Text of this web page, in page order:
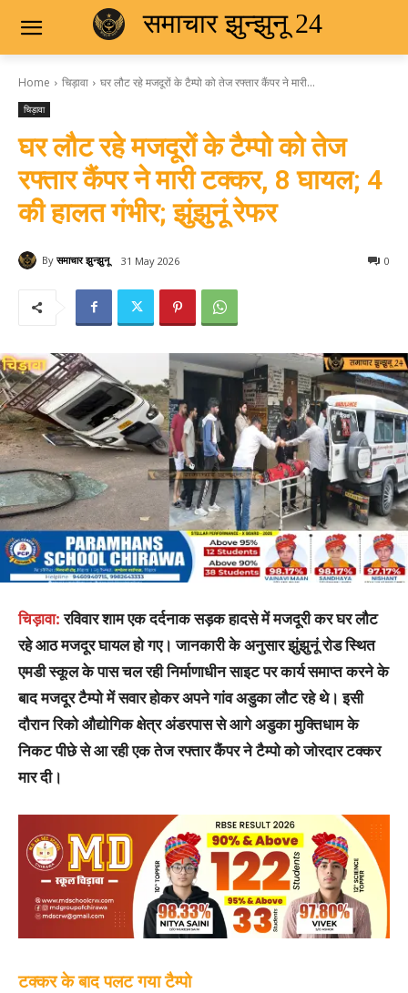
समाचार झुन्झुनू 24
Home चिड़ावा घर लौट रहे मजदूरों के टैम्पो को तेज रफ्तार कैंपर ने मारी...
चिड़ावा
घर लौट रहे मजदूरों के टैम्पो को तेज
रफ्तार कैंपर ने मारी टक्कर, 8 घायल; 4
की हालत गंभीर; झुंझुनूं रेफर
By समाचार झुन्झुनू 31 May 2026 0
चिड़ावा: रविवार शाम एक दर्दनाक सड़क हादसे में मजदूरी कर घर लौट
रहे आठ मजदूर घायल हो गए। जानकारी के अनुसार झुंझुनूं रोड स्थित
एमडी स्कूल के पास चल रही निर्माणाधीन साइट पर कार्य समाप्त करने के
बाद मजदूर टैम्पो में सवार होकर अपने गांव अडुका लौट रहे थे। इसी
दौरान रिको औद्योगिक क्षेत्र अंडरपास से आगे अडुका मुक्तिधाम के
निकट पीछे से आ रही एक तेज रफ्तार कैंपर ने टैम्पो को जोरदार टक्कर
मार दी।
टक्कर के बाद पलट गया टैम्पो